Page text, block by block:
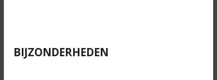
BIJZONDERHEDEN